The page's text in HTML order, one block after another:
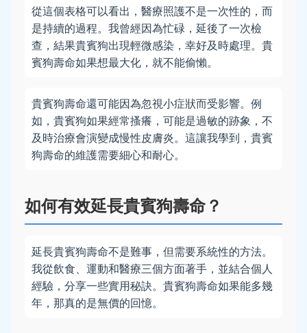
從這個表格可以看出，醫療照護不是一次性的，而
是持續的過程。我曾經因為忙碌，延後了一次檢
查，結果貴賓狗出現輕微感染，幸好及時處理。貴
賓狗壽命如果想最大化，就不能偷懶。
貴賓狗壽命還可能因為忽視小症狀而受影響。例
如，貴賓狗如果經常搔癢，可能是過敏的跡象，不
及時治療會演變成慢性皮膚炎。這讓我學到，貴賓
狗壽命的維護需要細心和耐心。
如何有效延長貴賓狗壽命？
延長貴賓狗壽命不是難事，但需要系統性的方法。
我從飲食、運動和醫療三個方面著手，並結合個人
經驗，分享一些實用秘訣。貴賓狗壽命如果能多幾
年，那真的是無價的回憶。